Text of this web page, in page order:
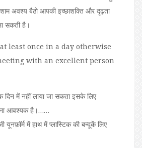
अवश्य बैठो आपकी इच्छाशक्ति और दृढ़ता
सकती है।
least once in a day otherwise
with an excellent person
दिन में नहीं लाया जा सकता इसके लिए
आवश्यक है।……
यूनफ़ॉर्म में हाथ में प्लास्टिक की बन्दूकें लिए